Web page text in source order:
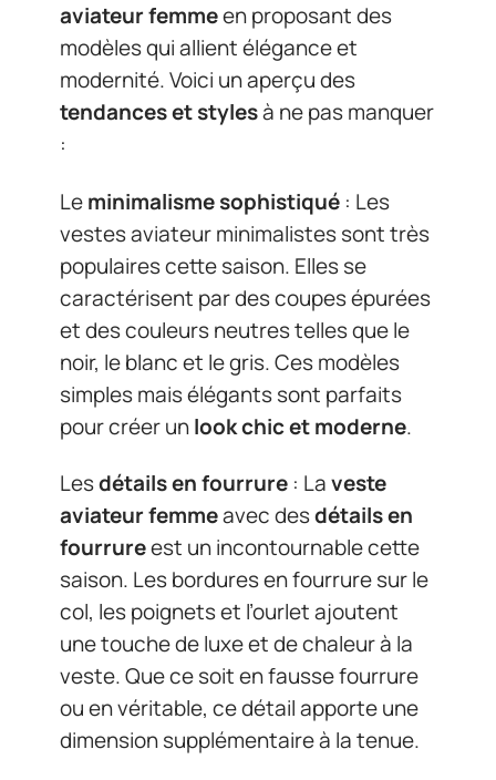
aviateur femmeen proposant des
modèles qui allient élégance et
modernité. Voici un aperçu des
tendances et stylesà ne pas manquer
:
Leminimalisme sophistiqué : Les
vestes aviateur minimalistes sont très
populaires cette saison. Elles se
caractérisent par des coupes épurées
et des couleurs neutres telles que le
noir, le blanc et le gris. Ces modèles
simples mais élégants sont parfaits
pour créer unlook chic et moderne.
Lesdétails en fourrure : Laveste
aviateur femmeavec desdétails en
fourrureest un incontournable cette
saison. Les bordures en fourrure sur le
col, les poignets et l’ourlet ajoutent
une touche de luxe et de chaleur à la
veste. Que ce soit en fausse fourrure
ou en véritable, ce détail apporte une
dimension supplémentaire à la tenue.